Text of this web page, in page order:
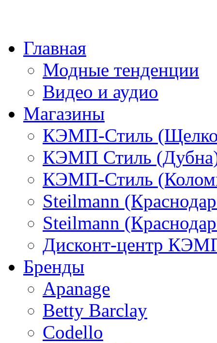
Главная
Модные тенденции
Видео и аудио
Магазины
КЭМП-Стиль
КЭМП Стиль
КЭМП-Стиль
Steilmann
Steilmann
Дисконт-центр
Бренды
Apanage
Betty Barclay
Codello